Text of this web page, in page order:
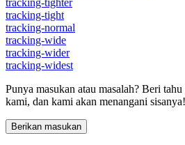
tracking-tight
tracking-normal
tracking-wide
tracking-wider
tracking-widest
Punya masukan atau masalah? Beri
kami, dan kami akan menangani sisanya!
Berikan masukan